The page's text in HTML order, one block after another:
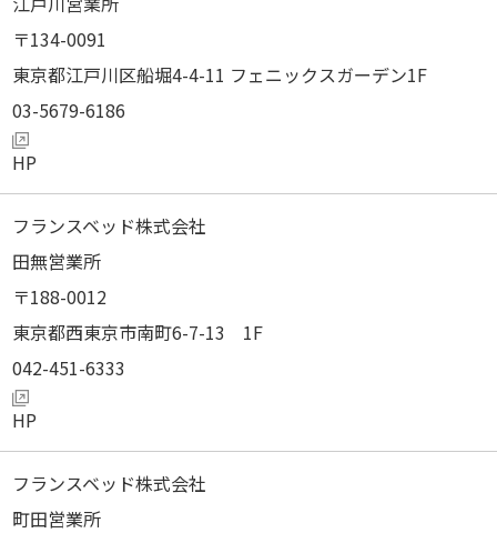
134-0091
東京都江戸川区船堀4-4-11 フェニックスガーデン1F
03-5679-6186
フランスベッド株式会社
田無営業所
188-0012
東京都西東京市南町6-7-13 1F
042-451-6333
フランスベッド株式会社
町田営業所